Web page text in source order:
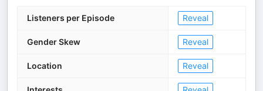
Listeners per Episode Reveal
Gender Skew Reveal
Location Reveal